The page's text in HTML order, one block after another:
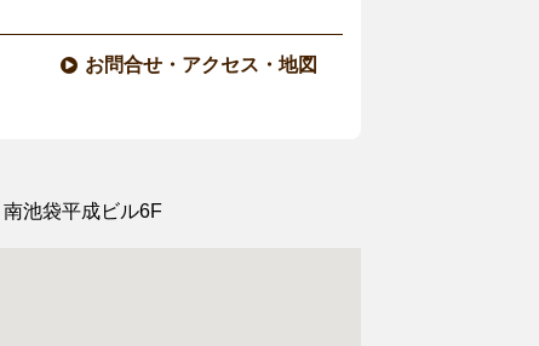
お問合せ・アクセス・地図
南池袋平成ビル6F